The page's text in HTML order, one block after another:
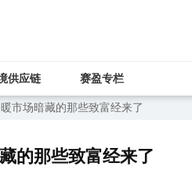
供应链 赛盈专栏
市场暗藏的那些致富经来了
的那些致富经来了